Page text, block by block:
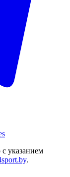
указанием
.